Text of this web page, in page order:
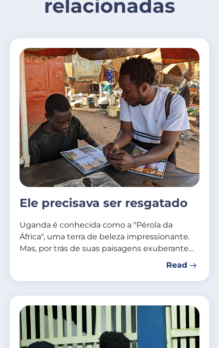
relacionadas
Ele precisava ser resgatado
Uganda é conhecida como a "Pérola da
África", uma terra de beleza impressionante.
Mas, por trás de suas paisagens exuberante…
Read